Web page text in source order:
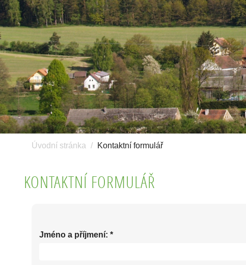
Úvodní stránka Kontaktní formulář
KONTAKTNÍ FORMULÁŘ
*
Jméno a příjmení: